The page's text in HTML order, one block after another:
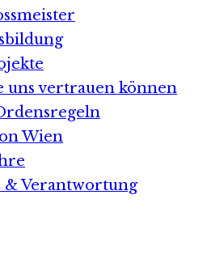
uns vertrauen können
Wien
& Verantwortung